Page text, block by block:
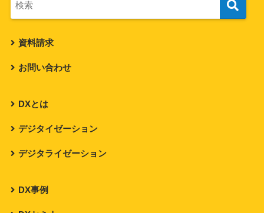
資料請求
お問い合わせ
DXとは
デジタイゼーション
デジタライゼーション
DX事例